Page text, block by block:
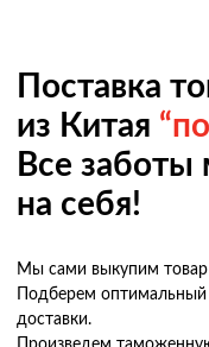
Поставка
из Китая
Все
на себя!
Мы сами выкупим товар
Подберем
доставки.